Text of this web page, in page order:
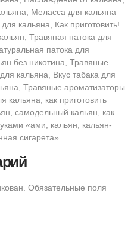
Меласса для кальяна
кальяна, Как приготовить!
Травяная патока для
патока для
без никотина, Травяные
кальяна, Вкус табака для
Травяные ароматизаторы
как приготовить
самодельный кальян, как
«ами, кальян, кальян-
сигарета»
Обязательные поля